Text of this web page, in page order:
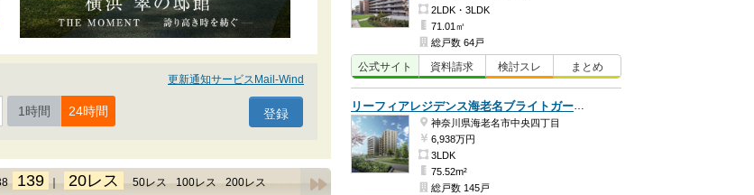
更新通知サービスMail-Wind
1時間 24時間
139 ｜ 20レス 50レス 100レス 200レス
2LDK・3LDK
71.01㎡
総戸数 64戸
公式サイト 資料請求 検討スレ まとめ
リーフィアレジデンス海老名ブライトガーデン
神奈川県海老名市中央四丁目
6,938万円
3LDK
75.52m²
総戸数 145戸